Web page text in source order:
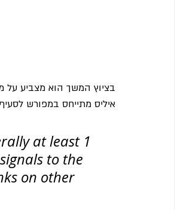
בציוץ המשך הוא מצביע על
איליס מתייחס במפורש
at least 1
to the
on other